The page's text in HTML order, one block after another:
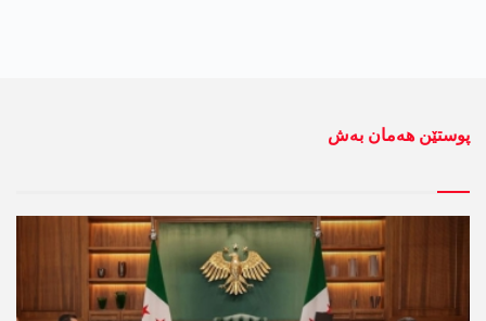
پوستێن ھەمان بەش